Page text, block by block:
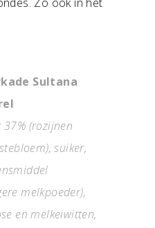
Sultana
(rozijnen
suiker,
melkpoeder),
en melkeiwitten,